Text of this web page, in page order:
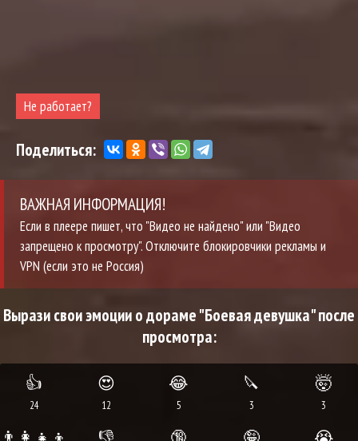
Не работает?
Поделиться:
ВАЖНАЯ ИНФОРМАЦИЯ!
Если в плеере пишет, что "Видео не найдено" или "Видео
запрещено к просмотру". Отключите блокировчики рекламы и
VPN (если это не Россия)
Вырази свои эмоции о дораме "Боевая девушка" после
просмотра:
👍
24
😍
12
😂
5
🔪
3
🤯
3